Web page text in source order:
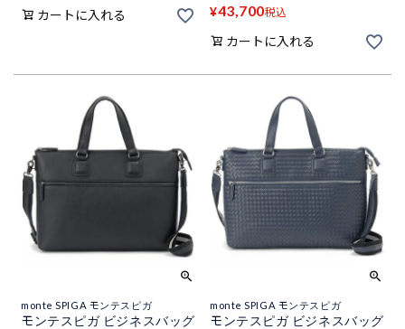
カートに入れる ¥43,700税込
カートに入れる
monte SPIGA モンテスピガ
モンテスピガ ビジネスバッグ
monte SPIGA モンテスピガ
モンテスピガ ビジネスバッグ